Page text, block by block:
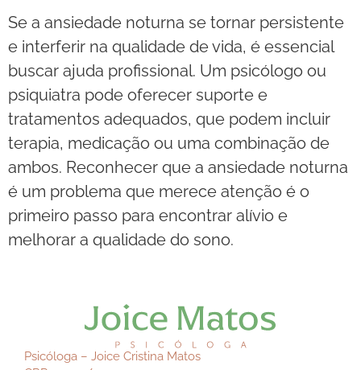
Se a ansiedade noturna se tornar persistente
e interferir na qualidade de vida, é essencial
buscar ajuda profissional. Um psicólogo ou
psiquiatra pode oferecer suporte e
tratamentos adequados, que podem incluir
terapia, medicação ou uma combinação de
ambos. Reconhecer que a ansiedade noturna
é um problema que merece atenção é o
primeiro passo para encontrar alívio e
melhorar a qualidade do sono.
Psicóloga – Joice Cristina Matos